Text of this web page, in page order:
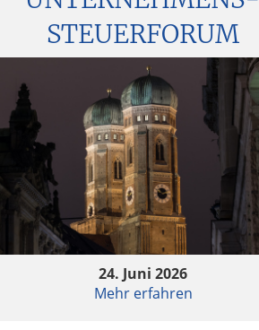
STEUERFORUM
24. Juni 2026
Mehr erfahren